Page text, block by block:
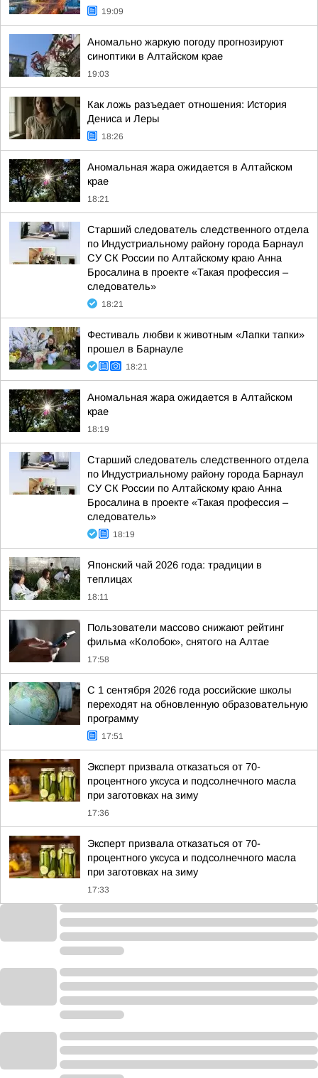
19:09
Аномально жаркую погоду прогнозируют
синоптики в Алтайском крае
19:03
Как ложь разъедает отношения: История
Дениса и Леры
18:26
Аномальная жара ожидается в Алтайском
крае
18:21
Старший следователь следственного отдела
по Индустриальному району города Барнаул
СУ СК России по Алтайскому краю Анна
Бросалина в проекте «Такая профессия –
следователь»
18:21
Фестиваль любви к животным «Лапки тапки»
прошел в Барнауле
18:21
Аномальная жара ожидается в Алтайском
крае
18:19
Старший следователь следственного отдела
по Индустриальному району города Барнаул
СУ СК России по Алтайскому краю Анна
Бросалина в проекте «Такая профессия –
следователь»
18:19
Японский чай 2026 года: традиции в
теплицах
18:11
Пользователи массово снижают рейтинг
фильма «Колобок», снятого на Алтае
17:58
С 1 сентября 2026 года российские школы
переходят на обновленную образовательную
программу
17:51
Эксперт призвала отказаться от 70-
процентного уксуса и подсолнечного масла
при заготовках на зиму
17:36
Эксперт призвала отказаться от 70-
процентного уксуса и подсолнечного масла
при заготовках на зиму
17:33